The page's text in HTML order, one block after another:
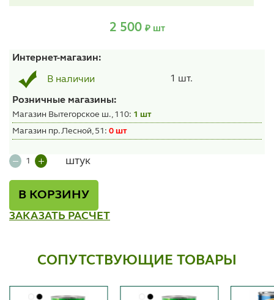
2 500 ₽ шт
Интернет-магазин:
В наличии 1 шт.
Розничные магазины:
Магазин Вытегорское ш., 110: 1 шт
Магазин пр. Лесной, 51: 0 шт
штук
В КОРЗИНУ
ЗАКАЗАТЬ РАСЧЕТ
СОПУТСТВУЮЩИЕ ТОВАРЫ